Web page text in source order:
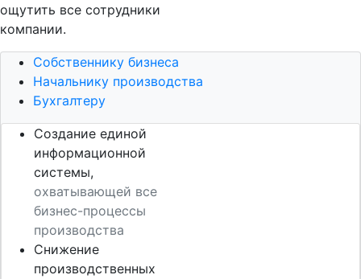
ощутить все сотрудники
компании.
Собственнику бизнеса
Начальнику производства
Бухгалтеру
Создание единой
информационной
системы,
охватывающей все
бизнес-процессы
производства
Снижение
производственных